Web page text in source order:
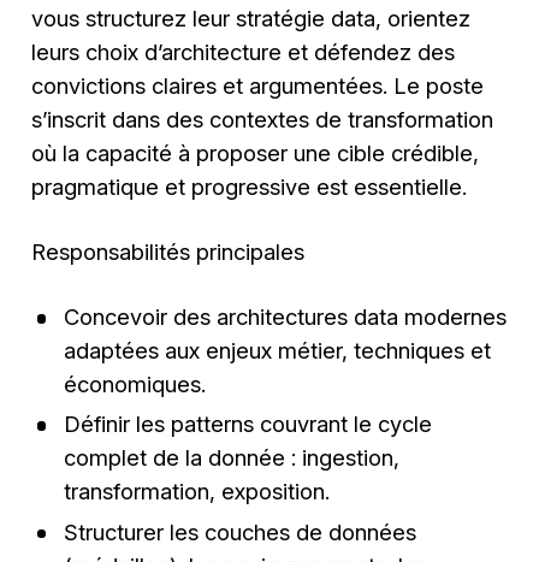
vous structurez leur stratégie data, orientez
leurs choix d’architecture et défendez des
convictions claires et argumentées. Le poste
s’inscrit dans des contextes de transformation
où la capacité à proposer une cible crédible,
pragmatique et progressive est essentielle.
Responsabilités principales
Concevoir des architectures data modernes
adaptées aux enjeux métier, techniques et
économiques.
Définir les patterns couvrant le cycle
complet de la donnée : ingestion,
transformation, exposition.
Structurer les couches de données